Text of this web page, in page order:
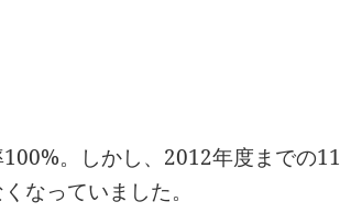
。しかし、2012年度までの11
なっていました。